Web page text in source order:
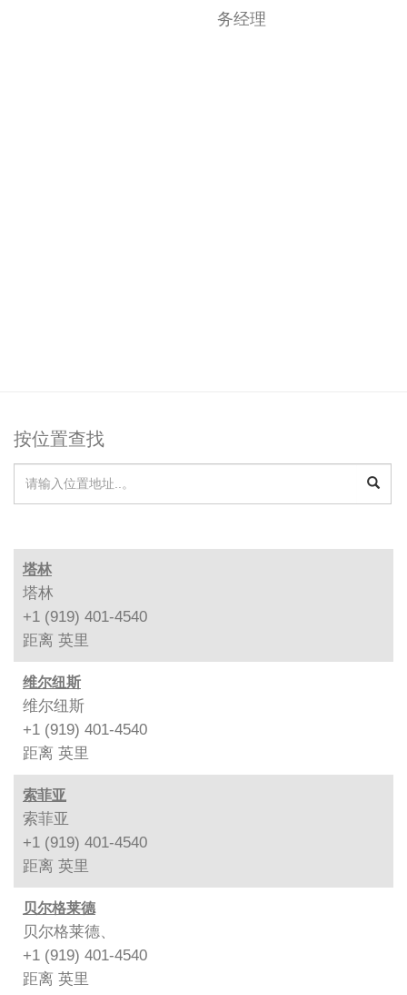
务经理
按位置查找
塔林
塔林
+1 (919) 401-4540
距离 英里
维尔纽斯
维尔纽斯
+1 (919) 401-4540
距离 英里
索菲亚
索菲亚
+1 (919) 401-4540
距离 英里
贝尔格莱德
贝尔格莱德、
+1 (919) 401-4540
距离 英里